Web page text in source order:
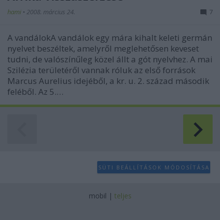
hami • 2008. március 24. 7
A vandálokA vandálok egy mára kihalt keleti germán
nyelvet beszéltek, amelyről meglehetősen keveset
tudni, de valószínűleg közel állt a gót nyelvhez. A mai
Szilézia területéről vannak róluk az első források
Marcus Aurelius idejéből, a kr. u. 2. század második
feléből. Az 5.…
SÜTI BEÁLLÍTÁSOK MÓDOSÍTÁSA
mobil | teljes